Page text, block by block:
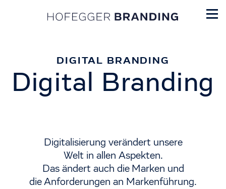
Digital Branding
DIGITAL BRANDING
Digitalisierung verändert unsere
Welt in allen Aspekten.
Das ändert auch die Marken und
die Anforderungen an Markenführung.